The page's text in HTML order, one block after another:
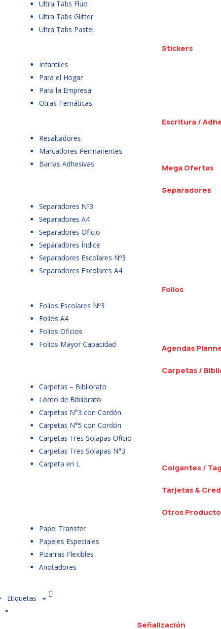
Ultra Tabs Fluo
Ultra Tabs Glitter
Ultra Tabs Pastel
Stickers
Infantiles
Para el Hogar
Para la Empresa
Otras Temáticas
Escritura /
Resaltadores
Marcadores Permanentes
Barras Adhesivas
Mega Ofertas
Separadores
Separadores Nº3
Separadores A4
Separadores Oficio
Separadores Índice
Separadores Escolares Nº3
Separadores Escolares A4
Folios
Folios Escolares Nº3
Folios A4
Folios Oficios
Folios Mayor Capacidad
Agendas
Carpetas /
Carpetas – Bibliorato
Lomo de Bibliorato
Carpetas N°3 con Cordón
Carpetas N°5 con Cordón
Carpetas Tres Solapas Oficio
Carpetas Tres Solapas N°3
Carpeta en L
Colgantes /
Tarjetas &
Otros
Papel Transfer
Papeles Especiales
Pizarras Flexibles
Anotadores
Etiquetas
Señalización